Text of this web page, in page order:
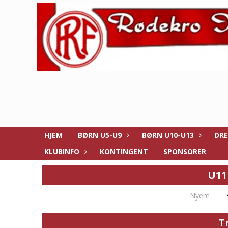
HJEM BØRN U5-U9 BØRN U10-U13
KLUBINFO
KONTINGENT SPONSORER
Nyere